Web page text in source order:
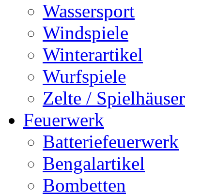
Wassersport
Windspiele
Winterartikel
Wurfspiele
Zelte / Spielhäuser
Feuerwerk
Batteriefeuerwerk
Bengalartikel
Bombetten